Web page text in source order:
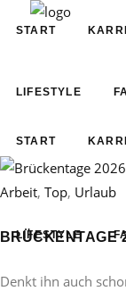
START
LIFESTYLE
START
LIFESTYLE
Arbeit, Top, Urlaub
BRÜCKENTAGE
Denkt ihn auch